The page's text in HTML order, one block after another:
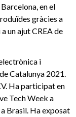
en el
gràcies a
un ajut CREA de
i
Catalunya 2021.
Ha participat en
Tech Week a
Brasil. Ha exposat